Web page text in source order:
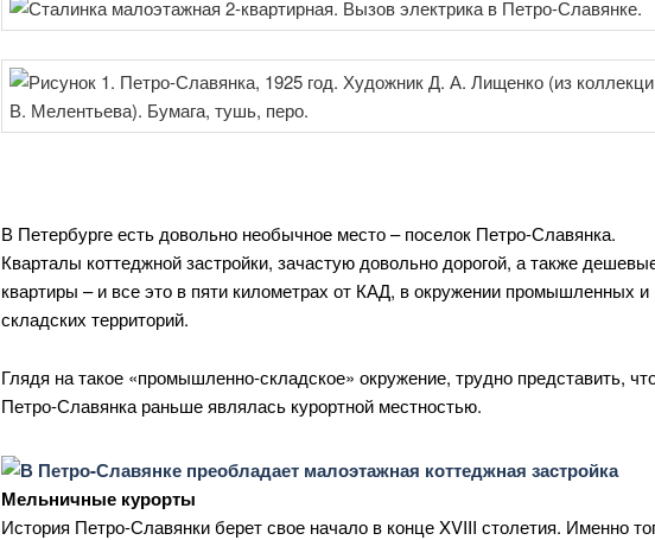
В Петербурге есть довольно необычное место – поселок Петро-Славянка.
Кварталы коттеджной застройки, зачастую довольно дорогой, а также
квартиры – и все это в пяти километрах от КАД, в окружении промышленных и
складских территорий.
Глядя на такое «промышленно-складское» окружение, трудно представить,
Петро-Славянка раньше являлась курортной местностью.
Мельничные курорты
История Петро-Славянки берет свое начало в конце XVIII столетия. Именно